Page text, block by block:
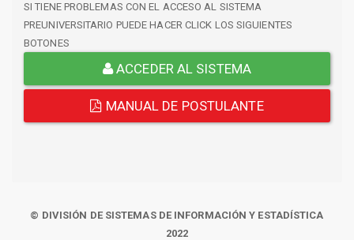
SI TIENE PROBLEMAS CON EL ACCESO AL SISTEMA
PREUNIVERSITARIO PUEDE HACER CLICK LOS SIGUIENTES
BOTONES
ACCEDER AL SISTEMA
MANUAL DE POSTULANTE
© DIVISIÓN DE SISTEMAS DE INFORMACIÓN Y ESTADÍSTICA
2022